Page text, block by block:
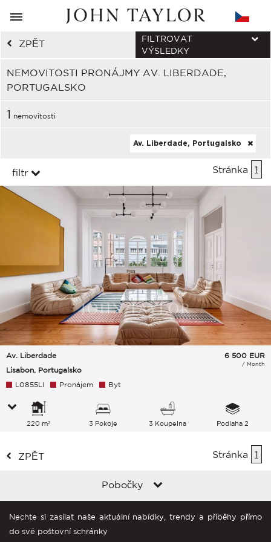
ZPĚT
NEMOVITOSTI PRONÁJMY AV. LIBERDADE,
PORTUGALSKO
FILTROVAT
VÝSLEDKY
1 nemovitosti
Av. Liberdade, Portugalsko
filtr Stránka 1
Av. Liberdade
Lisabon, Portugalsko
6 500 EUR
/ Month
L0855LI Pronájem Byt
220 m² 3 Pokoje 3 Koupelna Podlaha 2
ZPĚT Stránka 1
Pobočky
Nechte si zasílat naše aktuální nabídky, trendy a příběhy přímo
do své poštovní schránky